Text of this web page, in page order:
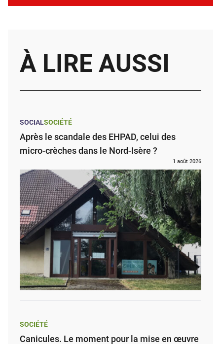
À LIRE AUSSI
SOCIALSOCIÉTÉ
Après le scandale des EHPAD, celui des
micro-crèches dans le Nord-Isère ?
1 août 2026
SOCIÉTÉ
Canicules. Le moment pour la mise en œuvre